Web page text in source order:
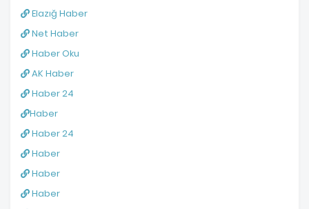
Elazığ Haber
Net Haber
Haber Oku
AK Haber
Haber 24
Haber
Haber 24
Haber
Haber
Haber